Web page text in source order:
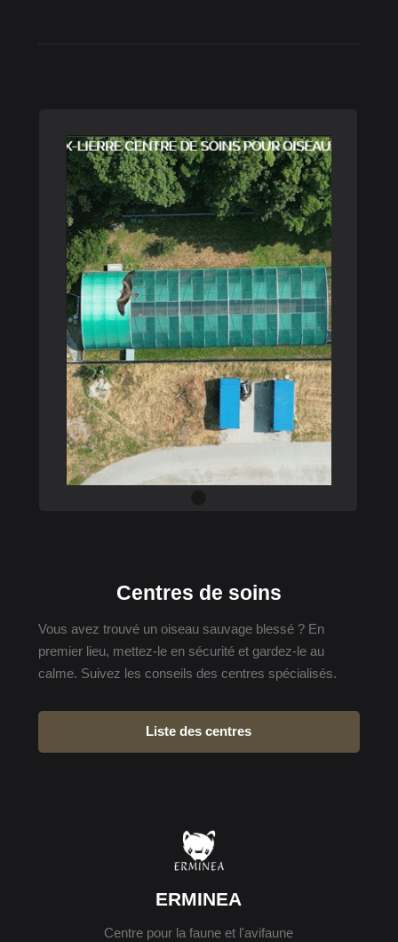
Centres de soins
Vous avez trouvé un oiseau sauvage blessé ? En
premier lieu, mettez-le en sécurité et gardez-le au
calme. Suivez les conseils des centres spécialisés.
Liste des centres
ERMINEA
Centre pour la faune et l'avifaune